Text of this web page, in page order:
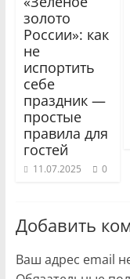
золото
России»: как
не
испортить
себе
праздник —
простые
правила для
гостей
11.07.2025 0
Добавить
Ваш адрес email